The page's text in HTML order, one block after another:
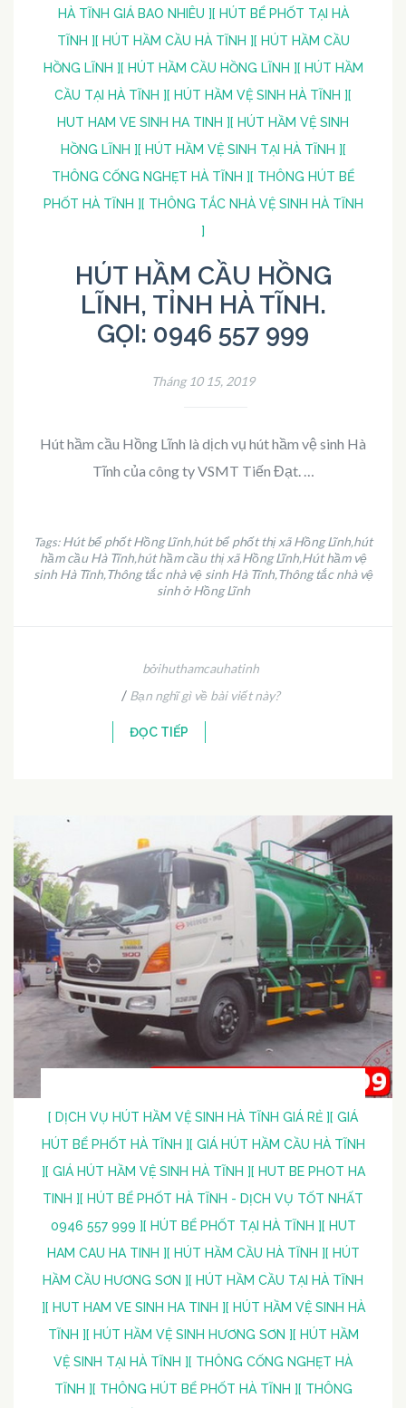
HÀ TĨNH GIÁ BAO NHIÊU ] [ HÚT BỂ PHỐT TẠI HÀ
TĨNH ] [ HÚT HẦM CẦU HÀ TĨNH ] [ HÚT HẦM CẦU
HỒNG LĨNH ] [ HÚT HẦM CẦU HỒNG LĨNH ] [ HÚT HẦM
CẦU TẠI HÀ TĨNH ] [ HÚT HẦM VỆ SINH HÀ TĨNH ] [
HUT HAM VE SINH HA TINH ] [ HÚT HẦM VỆ SINH
HỒNG LĨNH ] [ HÚT HẦM VỆ SINH TẠI HÀ TĨNH ] [
THÔNG CỐNG NGHẸT HÀ TĨNH ] [ THÔNG HÚT BỂ
PHỐT HÀ TĨNH ] [ THÔNG TẮC NHÀ VỆ SINH HÀ TĨNH
]
HÚT HẦM CẦU HỒNG
LĨNH, TỈNH HÀ TĨNH.
GỌI: 0946 557 999
Tháng 10 15, 2019
Hút hầm cầu Hồng Lĩnh là dịch vụ hút hầm vệ sinh Hà
Tĩnh của công ty VSMT Tiến Đạt. …
Tags:Hút bể phốt Hồng Lĩnh,hút bể phốt thị xã Hồng Lĩnh,hút
hầm cầu Hà Tĩnh,hút hầm cầu thị xã Hồng Lĩnh,Hút hầm vệ
sinh Hà Tĩnh,Thông tắc nhà vệ sinh Hà Tĩnh,Thông tắc nhà vệ
sinh ở Hồng Lĩnh
bởihuthamcauhatinh
/ Bạn nghĩ gì về bài viết này?
ĐỌC TIẾP
[ DỊCH VỤ HÚT HẦM VỆ SINH HÀ TĨNH GIÁ RẺ ] [ GIÁ
HÚT BỂ PHỐT HÀ TĨNH ] [ GIÁ HÚT HẦM CẦU HÀ TĨNH
] [ GIÁ HÚT HẦM VỆ SINH HÀ TĨNH ] [ HUT BE PHOT HA
TINH ] [ HÚT BỂ PHỐT HÀ TĨNH - DỊCH VỤ TỐT NHẤT
0946 557 999 ] [ HÚT BỂ PHỐT TẠI HÀ TĨNH ] [ HUT
HAM CAU HA TINH ] [ HÚT HẦM CẦU HÀ TĨNH ] [ HÚT
HẦM CẦU HƯƠNG SƠN ] [ HÚT HẦM CẦU TẠI HÀ TĨNH
] [ HUT HAM VE SINH HA TINH ] [ HÚT HẦM VỆ SINH HÀ
TĨNH ] [ HÚT HẦM VỆ SINH HƯƠNG SƠN ] [ HÚT HẦM
VỆ SINH TẠI HÀ TĨNH ] [ THÔNG CỐNG NGHẸT HÀ
TĨNH ] [ THÔNG HÚT BỂ PHỐT HÀ TĨNH ] [ THÔNG